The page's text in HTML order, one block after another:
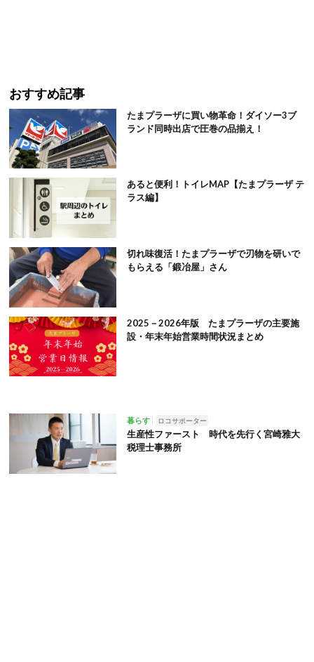
おすすめ記事
たまプラーザに買い物革命！ダイソー3ブ
ランド同時出店で圧巻の品揃え！
あると便利！トイレMAP【たまプラーザ テ
ラス編】
切れ味復活！たまプラーザで刃物を研いで
もらえる「鍛冶屋」さん
2025－2026年版 たまプラーザの主要施
設・年末年始営業時間状況まとめ
暮らす ロコサポーター
生産性ファースト 時代を先行く宮崎雅大
税理士事務所